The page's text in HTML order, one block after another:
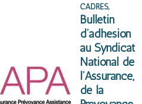
CADRES,
Bulletin
d’adhésion
au Syndicat
National de
l’Assurance,
de la